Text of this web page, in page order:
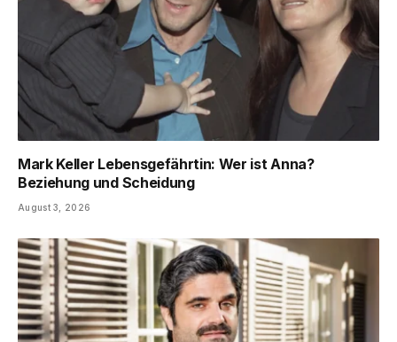
Mark Keller Lebensgefährtin: Wer ist Anna?
Beziehung und Scheidung
August 3, 2026